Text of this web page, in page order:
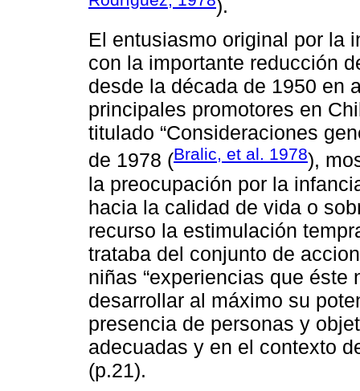
).
El entusiasmo original por la
con la importante reducción
desde la década de 1950 en
principales promotores en
titulado “Consideraciones
de 1978 (Bralic, et al. 1978),
la preocupación por la
hacia la calidad de vida o
recurso la estimulación
trataba del conjunto de
niñas “experiencias que
desarrollar al máximo su
presencia de personas y
adecuadas y en el contexto
(p.21).